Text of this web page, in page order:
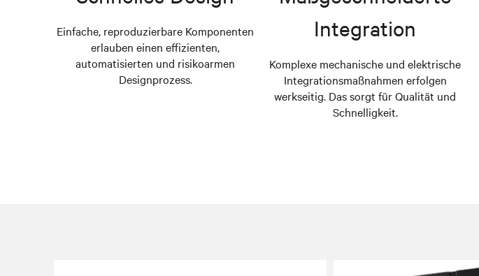
Einfache, reproduzierbare Komponenten
erlauben einen effizienten,
automatisierten und risikoarmen
Designprozess.
Integration
Komplexe mechanische und elektrische
Integrationsmaßnahmen erfolgen
werkseitig. Das sorgt für Qualität und
Schnelligkeit.